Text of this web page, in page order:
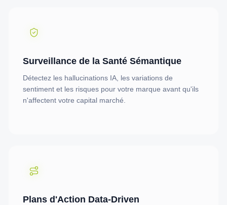
Surveillance de la Santé Sémantique
Détectez les hallucinations IA, les variations de
sentiment et les risques pour votre marque avant qu'ils
n'affectent votre capital marché.
Plans d'Action Data-Driven